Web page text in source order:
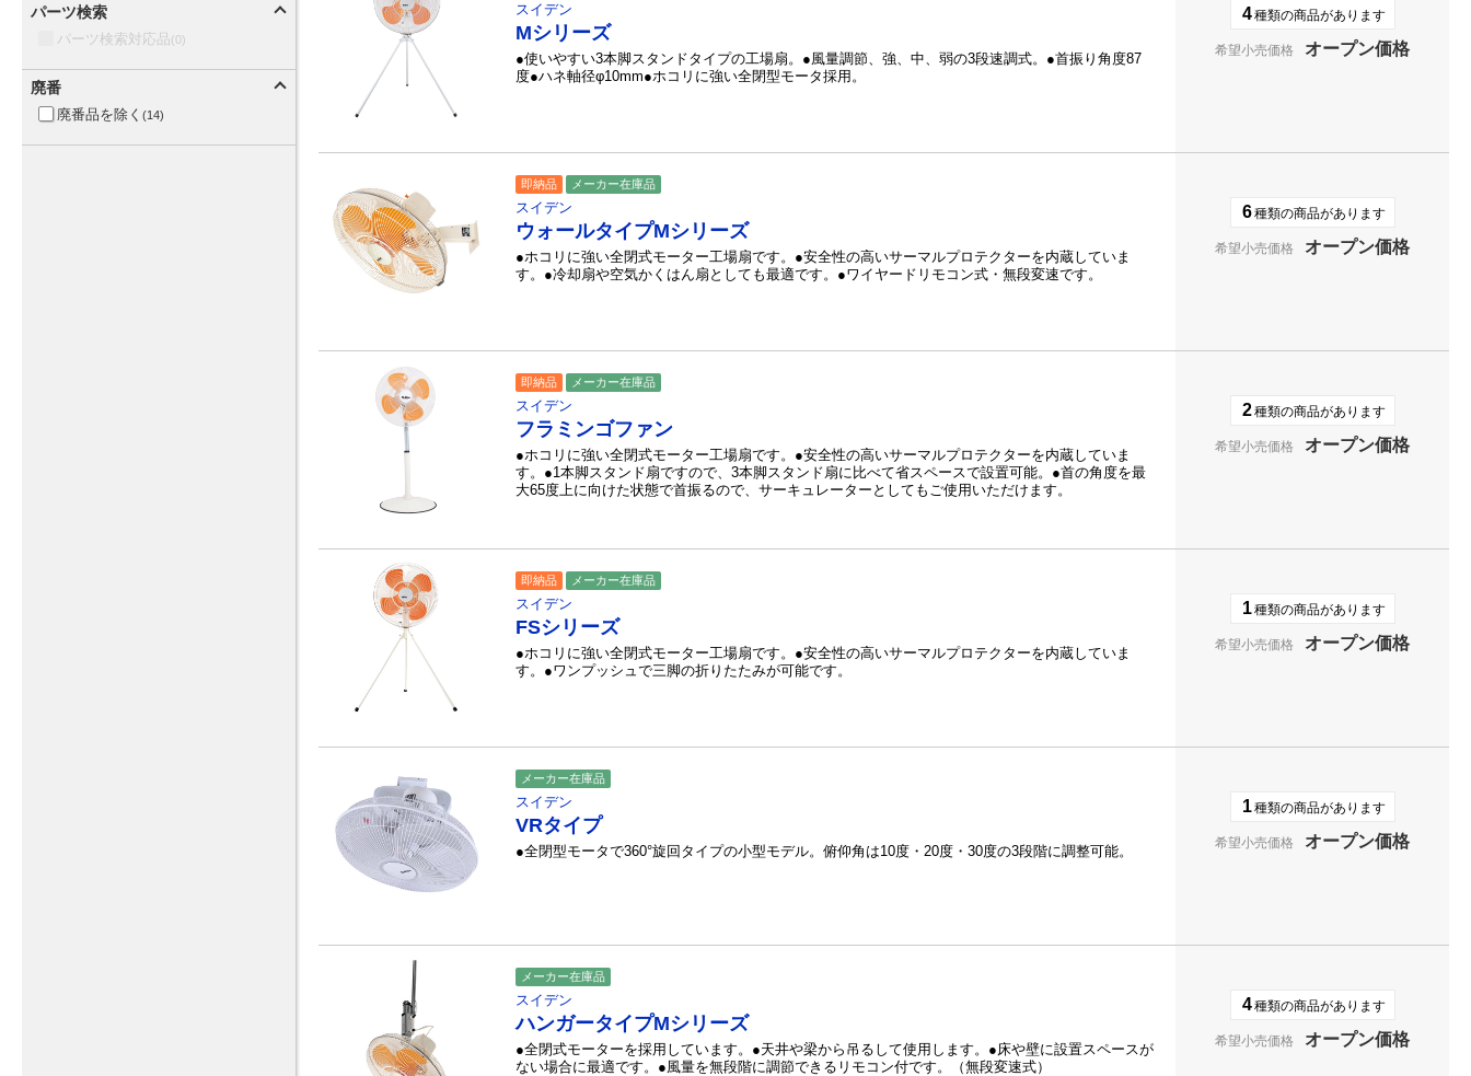
スイデン
Mシリーズ
●使いやすい3本脚スタンドタイプの工場扇。●風量調節、強、中、弱の3段速調式。●首振り角度87
度●ハネ軸径φ10mm●ホコリに強い全閉型モータ採用。
4種類の商品があります
希望小売価格 オープン価格
即納品 メーカー在庫品
スイデン
ウォールタイプMシリーズ
●ホコリに強い全閉式モーター工場扇です。●安全性の高いサーマルプロテクターを内蔵していま
す。●冷却扇や空気かくはん扇としても最適です。●ワイヤードリモコン式・無段変速です。
6種類の商品があります
希望小売価格 オープン価格
即納品 メーカー在庫品
スイデン
フラミンゴファン
●ホコリに強い全閉式モーター工場扇です。●安全性の高いサーマルプロテクターを内蔵していま
す。●1本脚スタンド扇ですので、3本脚スタンド扇に比べて省スペースで設置可能。●首の角度を最
大65度上に向けた状態で首振るので、サーキュレーターとしてもご使用いただけます。
2種類の商品があります
希望小売価格 オープン価格
即納品 メーカー在庫品
スイデン
FSシリーズ
●ホコリに強い全閉式モーター工場扇です。●安全性の高いサーマルプロテクターを内蔵していま
す。●ワンプッシュで三脚の折りたたみが可能です。
1種類の商品があります
希望小売価格 オープン価格
メーカー在庫品
スイデン
VRタイプ
●全閉型モータで360°旋回タイプの小型モデル。俯仰角は10度・20度・30度の3段階に調整可能。
1種類の商品があります
希望小売価格 オープン価格
メーカー在庫品
スイデン
ハンガータイプMシリーズ
●全閉式モーターを採用しています。●天井や梁から吊るして使用します。●床や壁に設置スペースが
ない場合に最適です。●風量を無段階に調節できるリモコン付です。（無段変速式）
4種類の商品があります
希望小売価格 オープン価格
パーツ検索
パーツ検索対応品(0)
廃番
廃番品を除く (14)